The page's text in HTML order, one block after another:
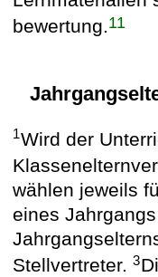
bewertung.11
1Wird der
wählen jeweils
eines
Stellvertreter.3